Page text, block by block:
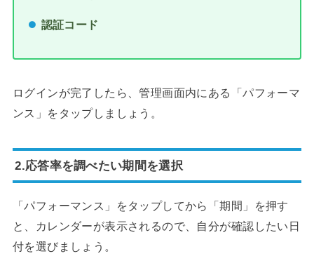
認証コード
ログインが完了したら、管理画面内にある「パフォーマ
ンス」をタップしましょう。
2.応答率を調べたい期間を選択
「パフォーマンス」をタップしてから「期間」を押す
と、カレンダーが表示されるので、自分が確認したい日
付を選びましょう。